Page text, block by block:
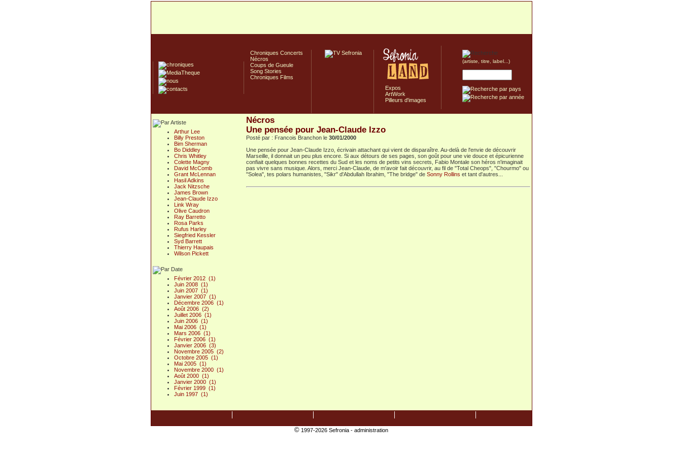
Chroniques Concerts
Nécros
Coups de Gueule
Song Stories
Chroniques Films
Expos
ArtWork
Pilleurs d'images
(artiste, titre, label...)
Arthur Lee
Billy Preston
Bim Sherman
Bo Diddley
Chris Whitley
Colette Magny
David McComb
Grant McLennan
Hasil Adkins
Jack Nitzsche
James Brown
Jean-Claude Izzo
Link Wray
Olive Caudron
Ray Barretto
Rosa Parks
Rufus Harley
Siegfried Kessler
Syd Barrett
Thierry Haupais
Wilson Pickett
Février 2012 (1)
Juin 2008 (1)
Juin 2007 (1)
Janvier 2007 (1)
Décembre 2006 (1)
Août 2006 (2)
Juillet 2006 (1)
Juin 2006 (1)
Mai 2006 (1)
Mars 2006 (1)
Février 2006 (1)
Janvier 2006 (3)
Novembre 2005 (2)
Octobre 2005 (1)
Mai 2005 (1)
Novembre 2000 (1)
Août 2000 (1)
Janvier 2000 (1)
Février 1999 (1)
Juin 1997 (1)
Nécros
Une pensée pour Jean-Claude Izzo
Posté par : Francois Branchon le 30/01/2000
Une pensée pour Jean-Claude Izzo, écrivain attachant qui vient de disparaître. Au-delà de l'envie de découvrir
Marseille, il donnait un peu plus encore. Si aux détours de ses pages, son goût pour une vie douce et épicurienne
confiait quelques bonnes recettes du Sud et les noms de petits vins secrets, Fabio Montale son héros n'imaginait
pas vivre sans musique. Alors, merci Jean-Claude, de m'avoir fait découvrir, au fil de "Total Cheops", "Chourmo" ou
"Solea", tes polars humanistes, "Sikr" d'Abdullah Ibrahim, "The bridge" de Sonny Rollins et tant d'autres...
©1997-2026 Sefronia - administration